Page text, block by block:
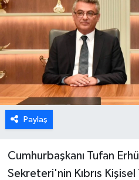
Paylaş
Cumhurbaşkanı Tufan
Sekreteri'nin Kıbrıs
ESENTEPE
GAZİMAĞUSA
GİRNE
GÜNDEM
İÇ HABERLER